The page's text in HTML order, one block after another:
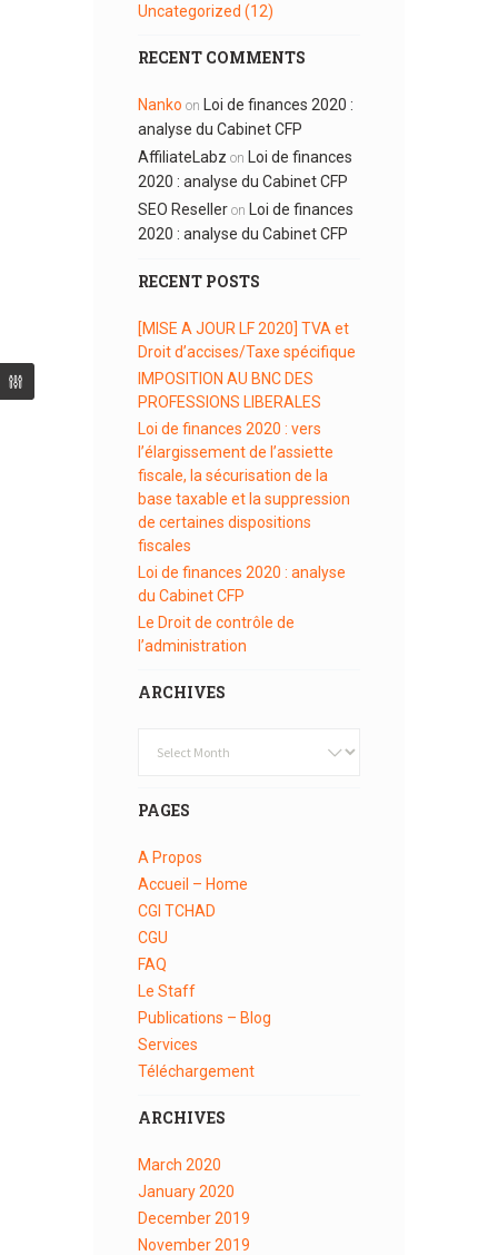
Uncategorized (12)
RECENT COMMENTS
Nanko on
Loi de finances 2020 :
analyse du Cabinet CFP
AffiliateLabz on
Loi de finances
2020 : analyse du Cabinet CFP
SEO Reseller on
Loi de finances
2020 : analyse du Cabinet CFP
RECENT POSTS
[MISE A JOUR LF 2020] TVA et
Droit d’accises/Taxe spécifique
IMPOSITION AU BNC DES
PROFESSIONS LIBERALES
Loi de finances 2020 : vers
l’élargissement de l’assiette
fiscale, la sécurisation de la
base taxable et la suppression
de certaines dispositions
fiscales
Loi de finances 2020 : analyse
du Cabinet CFP
Le Droit de contrôle de
l’administration
ARCHIVES
PAGES
A Propos
Accueil – Home
CGI TCHAD
CGU
FAQ
Le Staff
Publications – Blog
Services
Téléchargement
ARCHIVES
March 2020
January2020
December2019
November2019